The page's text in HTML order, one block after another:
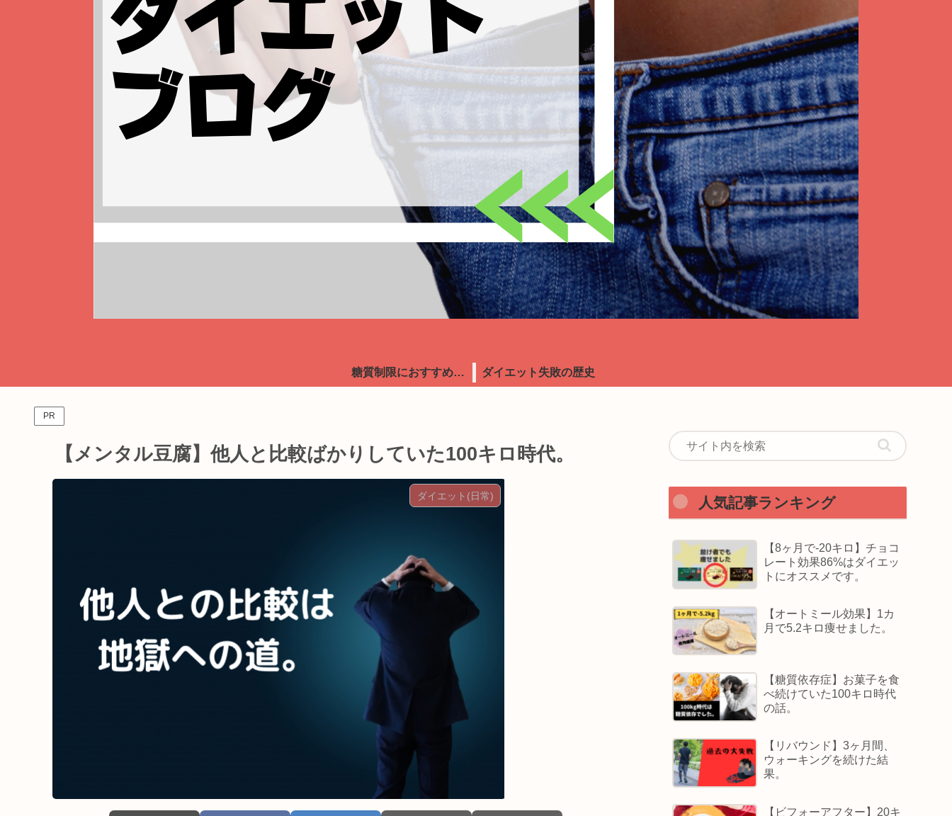
糖質制限におすすめ食品 ダイエット失敗の歴史
PR
【メンタル豆腐】他人と比較ばかりしていた100キロ時代。
ダイエット(日常) 人気記事ランキング
【8ヶ月で-20キロ】チョコ
レート効果86%はダイエッ
トにオススメです。
【オートミール効果】1カ
月で5.2キロ痩せました。
【糖質依存症】お菓子を食
べ続けていた100キロ時代
の話。
【リバウンド】3ヶ月間、
ウォーキングを続けた結
果。
【ビフォーアフター】20キ